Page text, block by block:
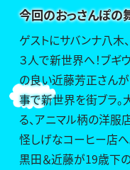
今回のおっさんぽ
ゲストにサバンナ八
３人で新世界へ！ブギ
の良い近藤芳正さん
事で新世界を街ブラ
る、アニマル柄の洋服
怪しげなコーヒー店
黒田＆近藤が19歳下